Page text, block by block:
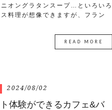
ニオングラタンスープ…といろいろ
料理が想像できますが、フラン
READ MORE
2024/08/02
ト体験ができるカフェ&バ